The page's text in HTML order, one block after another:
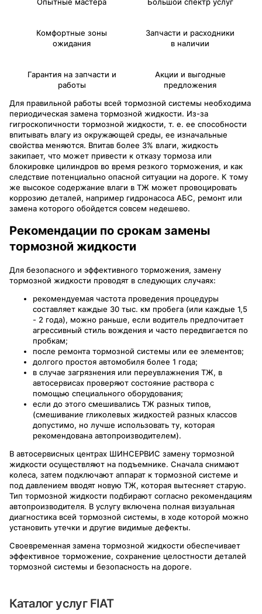
Опытные мастера Большой спектр услуг
Комфортные зоны
ожидания
Запчасти и расходники
в наличии
Гарантия на запчасти и
работы
Акции и выгодные
предложения
Для правильной работы всей тормозной системы необходима
периодическая замена тормозной жидкости. Из-за
гигроскопичности тормозной жидкости, т. е. ее способности
впитывать влагу из окружающей среды, ее изначальные
свойства меняются. Впитав более 3% влаги, жидкость
закипает, что может привести к отказу тормоза или
блокировке цилиндров во время резкого торможения, и как
следствие потенциально опасной ситуации на дороге. К тому
же высокое содержание влаги в ТЖ может провоцировать
коррозию деталей, например гидронасоса АБС, ремонт или
замена которого обойдется совсем недешево.
Рекомендации по срокам замены
тормозной жидкости
Для безопасного и эффективного торможения, замену
тормозной жидкости проводят в следующих случаях:
рекомендуемая частота проведения процедуры
составляет каждые 30 тыс. км пробега (или каждые 1,5
- 2 года), можно раньше, если водитель предпочитает
агрессивный стиль вождения и часто передвигается по
пробкам;
после ремонта тормозной системы или ее элементов;
долгого простоя автомобиля более 1 года;
в случае загрязнения или переувлажнения ТЖ, в
автосервисах проверяют состояние раствора с
помощью специального оборудования;
если до этого смешивались ТЖ разных типов,
(смешивание гликолевых жидкостей разных классов
допустимо, но лучше использовать ту, которая
рекомендована автопроизводителем).
В автосервисных центрах ШИНСЕРВИС замену тормозной
жидкости осуществляют на подъемнике. Сначала снимают
колеса, затем подключают аппарат к тормозной системе и
под давлением вводят новую ТЖ, которая вытесняет старую.
Тип тормозной жидкости подбирают согласно рекомендациям
автопроизводителя. В услугу включена полная визуальная
диагностика всей тормозной системы, в ходе которой можно
установить утечки и другие видимые дефекты.
Своевременная замена тормозной жидкости обеспечивает
эффективное торможение, сохранение целостности деталей
тормозной системы и безопасность на дороге.
Каталог услуг FIAT